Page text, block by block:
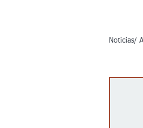
Noticias/